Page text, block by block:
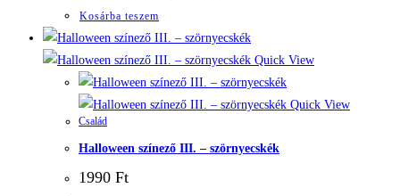
Kosárba teszem
Quick View
Quick View
Család
Halloween színező III. – szörnyecskék
1990 Ft